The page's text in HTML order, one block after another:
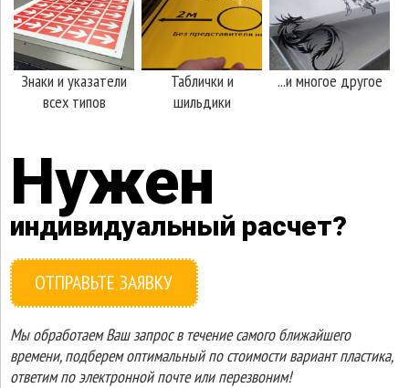
Знаки и указатели
всех типов
Таблички и
шильдики
...и многое другое
Нужен
индивидуальный расчет?
ОТПРАВЬТЕ ЗАЯВКУ
Мы обработаем Ваш запрос в течение самого ближайшего
времени, подберем оптимальный по стоимости вариант пластика,
ответим по электронной почте или перезвоним!